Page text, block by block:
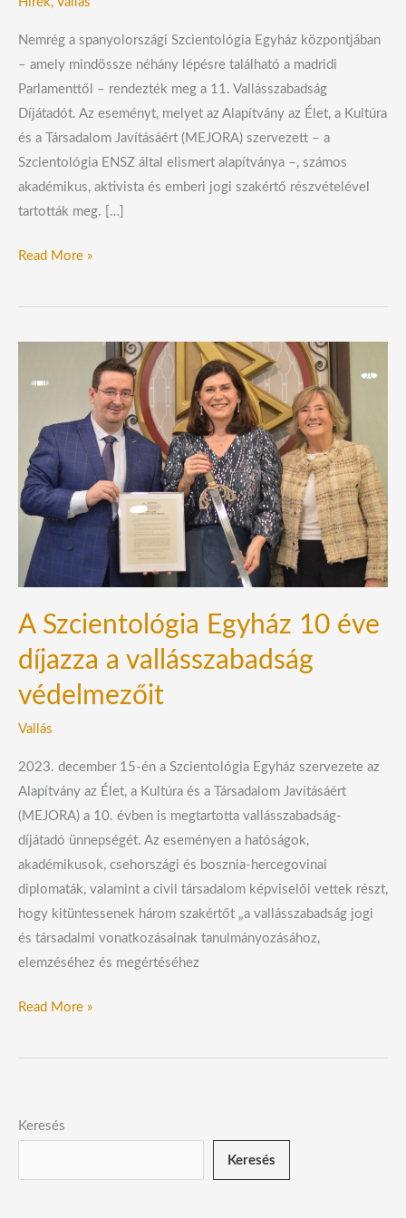
Nemrég a spanyolországi Szcientológia Egyház központjában
– amely mindössze néhány lépésre található a madridi
Parlamenttől – rendezték meg a 11. Vallásszabadság
Díjátadót. Az eseményt, melyet az Alapítvány az Élet, a Kultúra
és a Társadalom Javításáért (MEJORA) szervezett – a
Szcientológia ENSZ által elismert alapítványa –, számos
akadémikus, aktivista és emberi jogi szakértő részvételével
tartották meg. […]
Read More »
A Szcientológia Egyház 10 éve
díjazza a vallásszabadság
védelmezőit
Vallás
2023. december 15-én a Szcientológia Egyház szervezete az
Alapítvány az Élet, a Kultúra és a Társadalom Javításáért
(MEJORA) a 10. évben is megtartotta vallásszabadság-
díjátadó ünnepségét. Az eseményen a hatóságok,
akadémikusok, csehországi és bosznia-hercegovinai
diplomaták, valamint a civil társadalom képviselői vettek részt,
hogy kitüntessenek három szakértőt „a vallásszabadság jogi
és társadalmi vonatkozásainak tanulmányozásához,
elemzéséhez és megértéséhez
Szcientológia
éve
díjazza
a
vallásszabadság
védelmezőit
Read More »
Keresés
Keresés